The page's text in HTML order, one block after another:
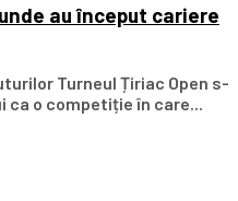
au început cariere
Turneul Țiriac Open s-
ca o competiție în care...